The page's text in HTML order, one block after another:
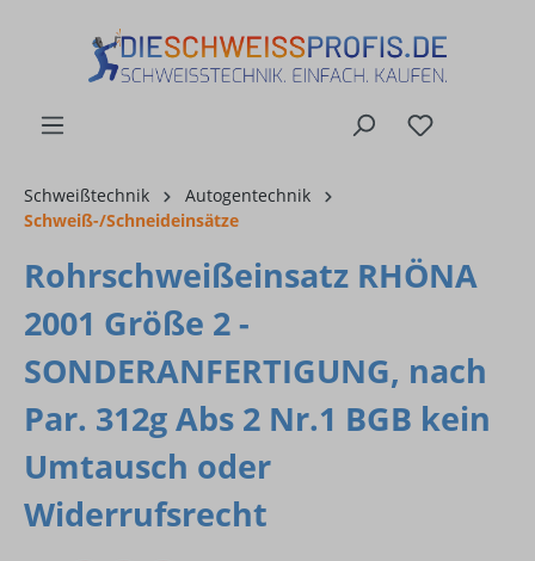
Schweißtechnik
Autogentechnik
Schweiß-/Schneideinsätze
Rohrschweißeinsatz RHÖNA
2001 Größe 2 -
SONDERANFERTIGUNG, nach
Par. 312g Abs 2 Nr.1 BGB kein
Umtausch oder
Widerrufsrecht